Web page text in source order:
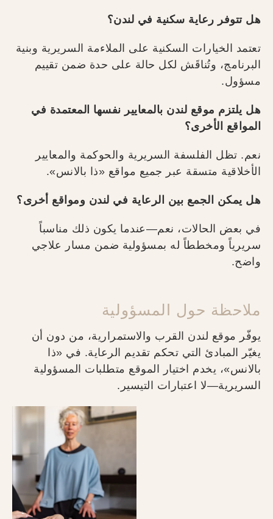
هل تتوفر رعاية سكنية في لندن؟
تعتمد الخيارات السكنية على الملاءمة السريرية وبنية
البرنامج، وتُناقَش لكل حالة على حدة ضمن تقييم
مسؤول.
هل يلتزم موقع لندن بالمعايير نفسها المعتمدة في
المواقع الأخرى؟
نعم. تظل الفلسفة السريرية والحوكمة والمعايير
الأخلاقية متسقة عبر جميع مواقع «ذا بالانس».
هل يمكن الجمع بين الرعاية في لندن ومواقع أخرى؟
في بعض الحالات، نعم—عندما يكون ذلك مناسباً
سريرياً ومخططاً له بمسؤولية ضمن مسار علاجي
واضح.
ملاحظة حول المسؤولية
يوفّر موقع لندن القرب والاستمرارية، من دون أن
يغيّر المبادئ التي تحكم تقديم الرعاية. في «ذا
بالانس»، يخدم اختيار الموقع متطلبات المسؤولية
السريرية—لا اعتبارات التيسير.